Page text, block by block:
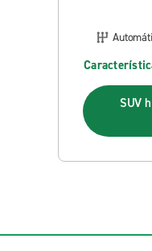
SUV